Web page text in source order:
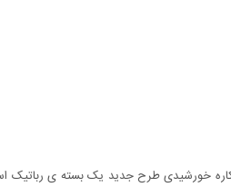
خورشیدی طرح جدید یک بسته ی رباتیک